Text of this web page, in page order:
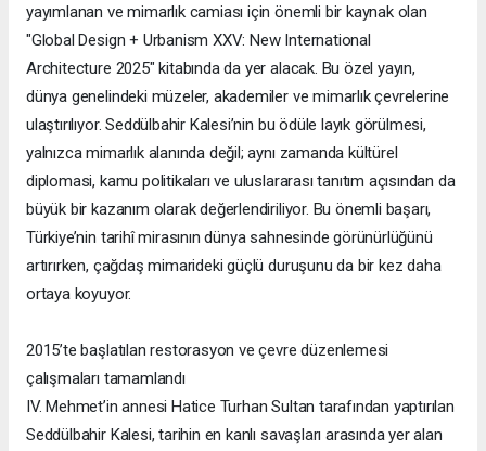
yayımlanan ve mimarlık camiası için önemli bir kaynak olan
"Global Design + Urbanism XXV: New International
Architecture 2025" kitabında da yer alacak. Bu özel yayın,
dünya genelindeki müzeler, akademiler ve mimarlık çevrelerine
ulaştırılıyor. Seddülbahir Kalesi’nin bu ödüle layık görülmesi,
yalnızca mimarlık alanında değil; aynı zamanda kültürel
diplomasi, kamu politikaları ve uluslararası tanıtım açısından da
büyük bir kazanım olarak değerlendiriliyor. Bu önemli başarı,
Türkiye’nin tarihî mirasının dünya sahnesinde görünürlüğünü
artırırken, çağdaş mimarideki güçlü duruşunu da bir kez daha
ortaya koyuyor.
2015’te başlatılan restorasyon ve çevre düzenlemesi
çalışmaları tamamlandı
IV. Mehmet’in annesi Hatice Turhan Sultan tarafından yaptırılan
Seddülbahir Kalesi, tarihin en kanlı savaşları arasında yer alan